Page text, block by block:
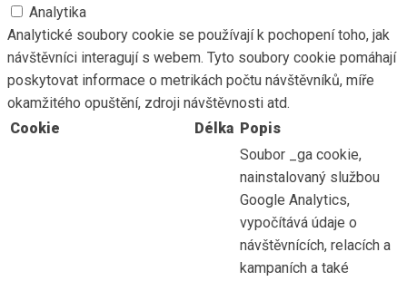
Analytika
Analytické soubory cookie se používají k pochopení toho, jak
návštěvníci interagují s webem. Tyto soubory cookie pomáhají
poskytovat informace o metrikách počtu návštěvníků, míře
okamžitého opuštění, zdroji návštěvnosti atd.
Cookie
Délka Popis
Soubor _ga cookie,
nainstalovaný službou
Google Analytics,
vypočítává údaje o
návštěvnících, relacích a
kampaních a také